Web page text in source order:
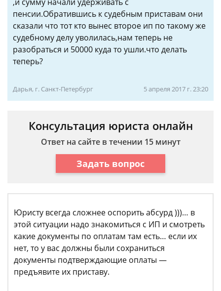
пенсии.Обратившись к судебным приставам они
сказали что тот кто вынес второе ип по такому же
судебному делу уволилась,нам теперь не
разобраться и 50000 куда то ушли.что делать
теперь?
Дарья, г. Санкт-Петербург 5 апреля 2017 г. 23:20
Консультация юриста онлайн
Ответ на сайте в течении 15 минут
Задать вопрос
Юристу всегда сложнее оспорить абсурд )))… в
этой ситуации надо знакомиться с ИП и смотреть
какие документы по оплатам там есть… если их
нет, то у вас должны были сохраниться
документы подтверждающие оплаты —
предъявите их приставу.